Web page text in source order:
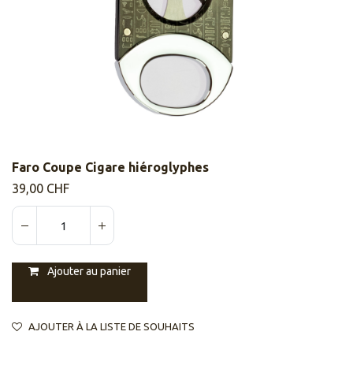
Faro Coupe Cigare hiéroglyphes
39,00 CHF
Ajouter au panier
AJOUTER À LA LISTE DE SOUHAITS